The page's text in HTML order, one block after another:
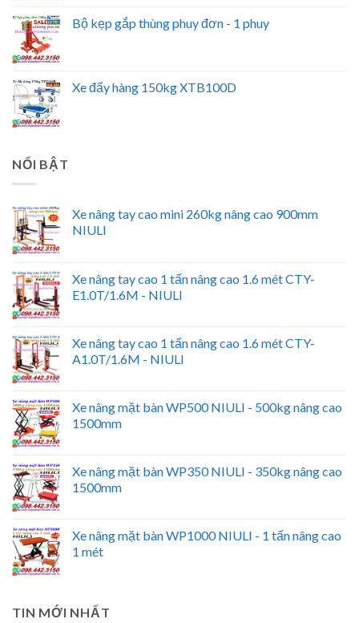
Bộ kẹp gắp thùng phuy đơn - 1 phuy
Xe đẩy hàng 150kg XTB100D
NỔI BẬT
Xe nâng tay cao mini 260kg nâng cao 900mm
NIULI
Xe nâng tay cao 1 tấn nâng cao 1.6 mét CTY-
E1.0T/1.6M - NIULI
Xe nâng tay cao 1 tấn nâng cao 1.6 mét CTY-
A1.0T/1.6M - NIULI
Xe nâng mặt bàn WP500 NIULI - 500kg nâng cao
1500mm
Xe nâng mặt bàn WP350 NIULI - 350kg nâng cao
1500mm
Xe nâng mặt bàn WP1000 NIULI - 1 tấn nâng cao
1 mét
TIN MỚI NHẤT